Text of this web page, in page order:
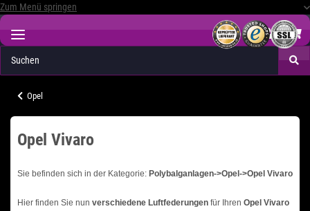
Zum Menü springen
Opel
Opel Vivaro
Sie befinden sich in der Kategorie: Polybalganlagen->Opel->Opel Vivaro
Hier finden Sie nun verschiedene Luftfederungen für Ihren Opel Vivaro